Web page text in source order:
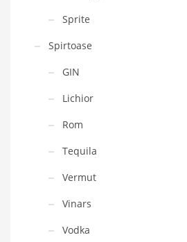
Sprite
Spirtoase
GIN
Lichior
Rom
Tequila
Vermut
Vinars
Vodka